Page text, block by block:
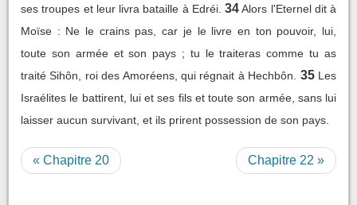
ses troupes et leur livra bataille à Edréi. 34 Alors l'Eternel dit à
Moïse : Ne le crains pas, car je le livre en ton pouvoir, lui,
toute son armée et son pays ; tu le traiteras comme tu as
traité Sihôn, roi des Amoréens, qui régnait à Hechbôn.
35 Les
Israélites le battirent, lui et ses fils et toute son armée, sans lui
laisser aucun survivant, et ils prirent possession de son pays.
« Chapitre 20 Chapitre 22 »